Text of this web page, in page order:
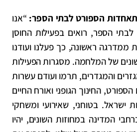
הספורט לבתי הספר: “אנו
הספר, רואים בפעילות החוסן
ממדרגה ראשונה, כך פעלנו ועודנו
של המלחמה. מסגרות הפעילות
והמגדרים, תרמו ועודם עשרות
החינוך הגופני ואורח החיים
ישראל. בטוחני, שאירועי ומשחקי
המדינה במחוזות השונים, יהיו